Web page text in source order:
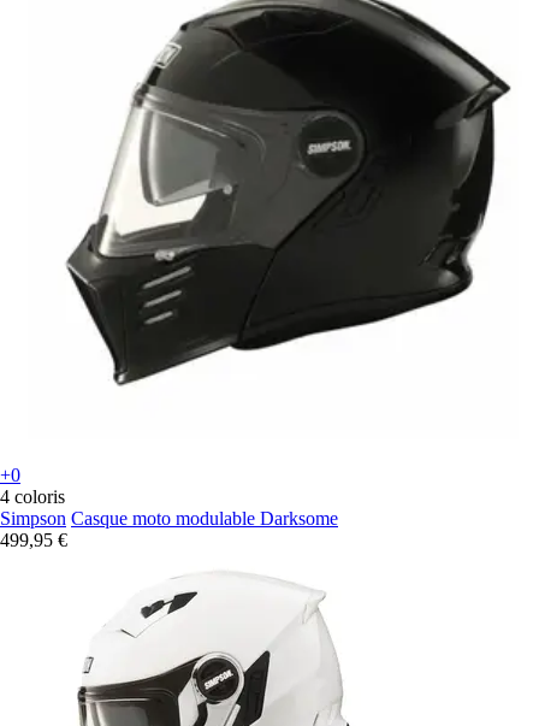
+0
4 coloris
Simpson Casque moto modulable Darksome
499,95 €